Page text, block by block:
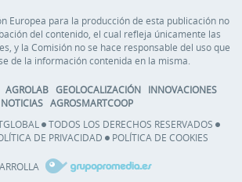
Europea para la producción de esta publicación no
del contenido, el cual refleja únicamente las
y la Comisión no se hace responsable del uso que
de la información contenida en la misma.
AGROLAB GEOLOCALIZACIÓN
INNOVACIONES
NOTICIAS AGROSMARTCOOP
TODOS LOS DERECHOS RESERVADOS
DE PRIVACIDAD POLÍTICA DE COOKIES